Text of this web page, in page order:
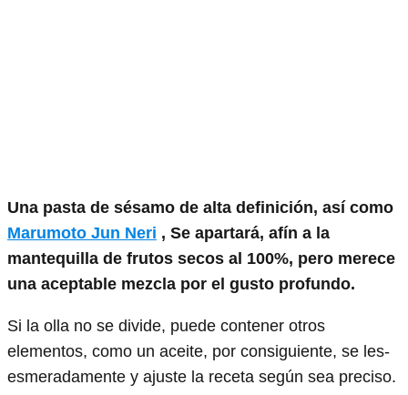
Una pasta de sésamo de alta definición, así como
Marumoto Jun Neri , Se apartará, afín a la
mantequilla de frutos secos al 100%, pero merece
una aceptable mezcla por el gusto profundo.
Si la olla no se divide, puede contener otros
elementos, como un aceite, por consiguiente, se les-
esmeradamente y ajuste la receta según sea preciso.